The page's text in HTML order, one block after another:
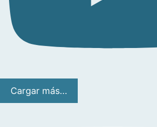
Cargar más...